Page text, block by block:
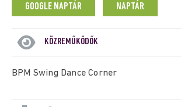
GOOGLE NAPTÁR NAPTÁR
KÖZREMŰKÖDŐK
BPM Swing Dance Corner